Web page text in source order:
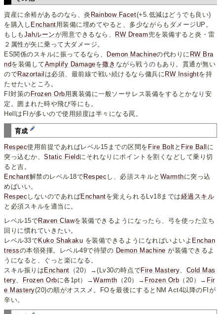
資産に余裕があるのなら、炎 Rainbow Facet(+5.低減はどうでも良い)
を購入し Enchant用装備に埋めてやると、多少ながらもダメージUP。
もしも Jahルーンが用意できるなら、 RW Dream 兜を装備すると炎・雷
２属性が矢に乗って大ダメージ。
ES関係のスキルに振ってるなら、 Demon Machineの代わりに RW Bra
ndを装備してAmplify Damageを撒き ながら戦うのもあり。貫通が無い
のでRazortail は必須、最前線で戦い続けるなら傭兵に RW Insightを持
たせたいところ。
FI対策のFrozen Orb用裏装備に一般ソーサレス装備をするとかなり安
定。囲まれた時や飛び等にも。
HellはFIが多いので使用頻度は半々になる罠。
育成
Respec使用前提であればレベル15までの区間を Fire Bolt と Fire Ball に
突っ込むか、Static Fieldにそれなりにポイントを割くなどして乗り切
ると吉。
Enchant解禁のレベル18でRespec し、必須スキルと Warmthに突っ込
めばいい。
Respec しないのであればEnchantを覚えられるLv18までは経過スキル
と必須スキルを適当に。
レベル15でRaven Clawを装備できるようになったら、弓を使った立ち
回りに慣れていきたい。
レベル33でKuko Shakaku を装備できるようになればいよいよ Enchan
tressの本領発揮。レベル49で待望の Demon Machine が装備できるよ
うになると、ぐっと楽になる。
スキル振りは Enchant （20）→(Lv30の時点でFire Mastery、 Cold Mas
tery、 Frozen Orbに各1pt）→Warmth （20）→ Frozen Orb （20）→ Fir
e Mastery(20)の順がオススメ。FOを最後にするとNM Act4以降のFIが
辛い。